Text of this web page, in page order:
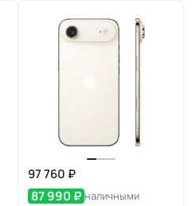
97 760 ₽
87 990 ₽ наличными